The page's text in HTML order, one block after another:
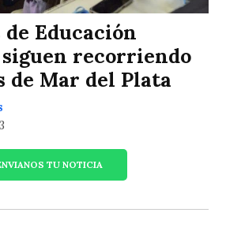
Educación
recorriendo
de Mar del Plata
TU NOTICIA